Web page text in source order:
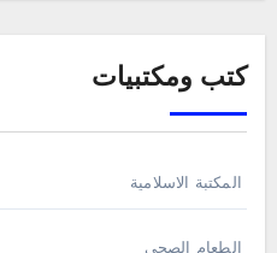
كتب ومكتبيات
المكتبة الاسلامية
الطعام الصحي